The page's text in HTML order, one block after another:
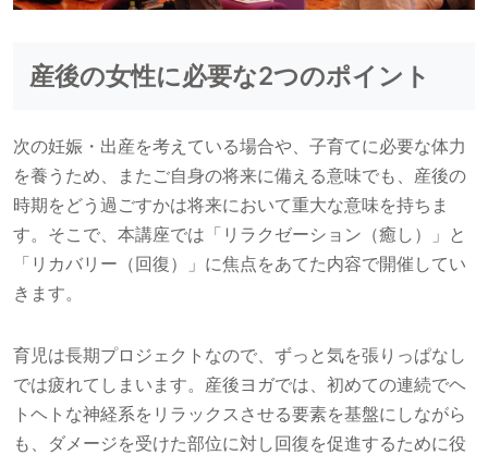
産後の女性に必要な2つのポイント
次の妊娠・出産を考えている場合や、子育てに必要な体力
を養うため、またご自身の将来に備える意味でも、産後の
時期をどう過ごすかは将来において重大な意味を持ちま
す。そこで、本講座では「リラクゼーション（癒し）」と
「リカバリー（回復）」に焦点をあてた内容で開催してい
きます。
育児は長期プロジェクトなので、ずっと気を張りっぱなし
では疲れてしまいます。産後ヨガでは、初めての連続でヘ
トヘトな神経系をリラックスさせる要素を基盤にしながら
も、ダメージを受けた部位に対し回復を促進するために役